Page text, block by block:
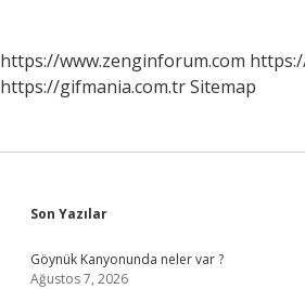
https://www.zenginforum.com
https://gifmania.com.trSitemap
Sidebar
Son Yazılar
Göynük Kanyonunda neler var ?
Ağustos 7, 2026